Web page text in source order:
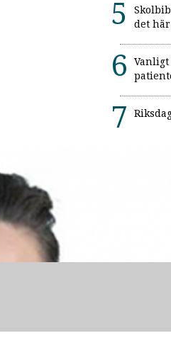
det här
Vanligt